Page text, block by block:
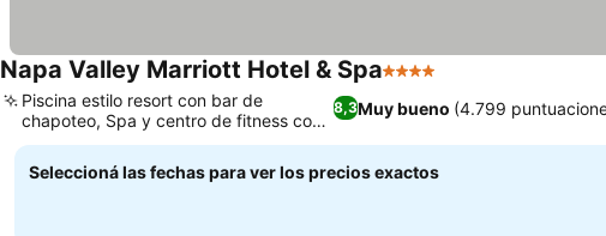
Napa Valley Marriott Hotel & Spa4 Estrellas
8,3Muy bueno (4.799
Piscina estilo resort con bar de
chapoteo, Spa y centro de fitness con
servicio completo
Seleccioná las fechas para ver los precios exactos